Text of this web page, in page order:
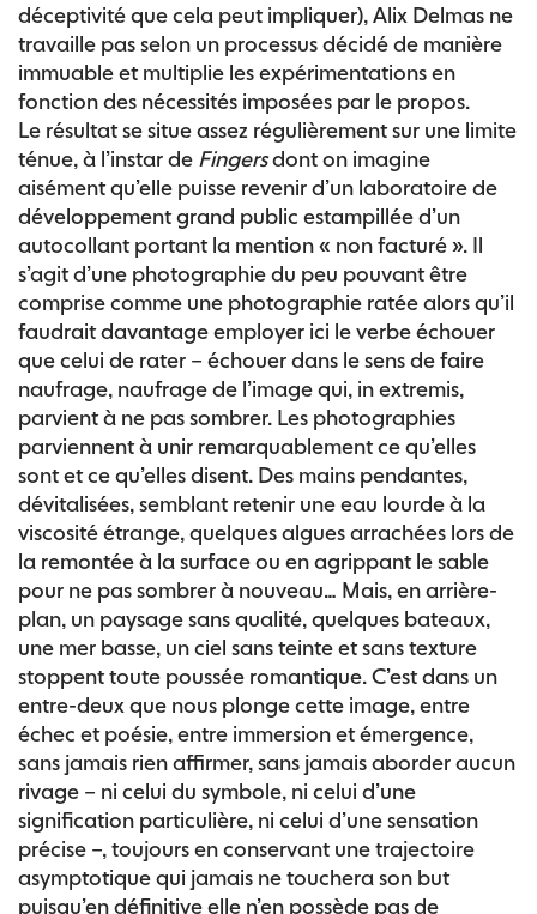
déceptivité que cela peut impliquer), Alix Delmas ne
travaille pas selon un processus décidé de manière
immuable et multiplie les expérimentations en
fonction des nécessités imposées par le propos.
Le résultat se situe assez régulièrement sur une limite
ténue, à l’instar de Fingersdont on imagine
aisément qu’elle puisse revenir d’un laboratoire de
développement grand public estampillée d’un
autocollant portant la mention « non facturé ». Il
s’agit d’une photographie du peu pouvant être
comprise comme une photographie ratée alors qu’il
faudrait davantage employer ici le verbe échouer
que celui de rater – échouer dans le sens de faire
naufrage, naufrage de l’image qui, in extremis,
parvient à ne pas sombrer. Les photographies
parviennent à unir remarquablement ce qu’elles
sont et ce qu’elles disent. Des mains pendantes,
dévitalisées, semblant retenir une eau lourde à la
viscosité étrange, quelques algues arrachées lors de
la remontée à la surface ou en agrippant le sable
pour ne pas sombrer à nouveau… Mais, en arrière-
plan, un paysage sans qualité, quelques bateaux,
une mer basse, un ciel sans teinte et sans texture
stoppent toute poussée romantique. C’est dans un
entre-deux que nous plonge cette image, entre
échec et poésie, entre immersion et émergence,
sans jamais rien affirmer, sans jamais aborder aucun
rivage – ni celui du symbole, ni celui d’une
signification particulière, ni celui d’une sensation
précise –, toujours en conservant une trajectoire
asymptotique qui jamais ne touchera son but
puisqu’en définitive elle n’en possède pas de